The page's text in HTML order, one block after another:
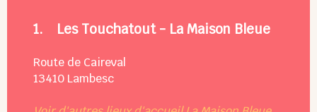
1. Les Touchatout - La Maison Bleue
Route de Caireval
13410 Lambesc